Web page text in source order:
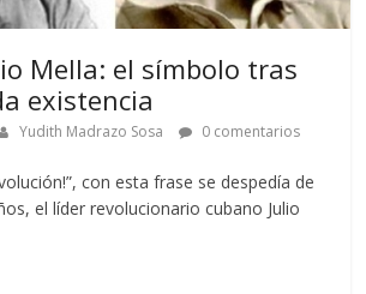
Mella: el símbolo tras
existencia
Yudith Madrazo Sosa 0 comentarios
con esta frase se despedía de
el líder revolucionario cubano Julio